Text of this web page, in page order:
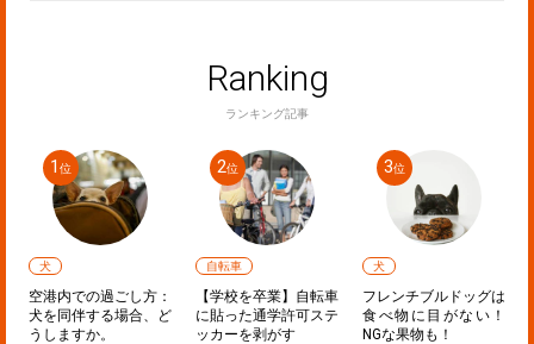
Ranking
ランキング記事
犬
空港内での過ごし方：
犬を同伴する場合、ど
うしますか。
自転車
【学校を卒業】自転車
に貼った通学許可ステ
ッカーを剥がす
犬
フレンチブルドッグは
食べ物に目がない！
NGな果物も！